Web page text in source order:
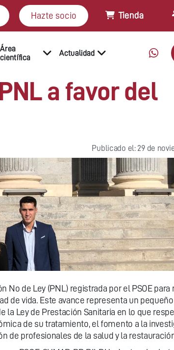
Hazte socio Tienda
Área
científica
Actualidad
a favor del
Publicado el: 29 de
No de Ley (PNL) registrada por el PSOE para
de vida. Este avance representa un
Ley de Prestación Sanitaria en lo que
de su tratamiento, el fomento a la
de profesionales de la salud y la